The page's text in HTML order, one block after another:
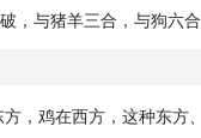
，与猪羊三合，与狗六合
，鸡在西方，这种东